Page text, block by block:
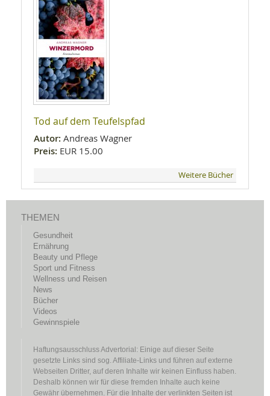
Tod auf dem Teufelspfad
Autor: Andreas Wagner
Preis: EUR 15.00
Weitere Bücher
THEMEN
Gesundheit
Ernährung
Beauty und Pflege
Sport und Fitness
Wellness und Reisen
News
Bücher
Videos
Gewinnspiele
Haftungsausschluss Advertorial: Einige auf dieser Seite
gesetzte Links sind sog. Affiliate-Links und führen auf externe
Webseiten Dritter, auf deren Inhalte wir keinen Einfluss haben.
Deshalb können wir für diese fremden Inhalte auch keine
Gewähr übernehmen. Für die Inhalte der verlinkten Seiten ist